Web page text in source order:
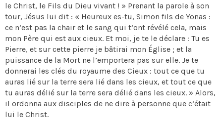
le Christ, le Fils du Dieu vivant ! » Prenant la parole à son
tour, Jésus lui dit : « Heureux es-tu, Simon fils de Yonas :
ce n’est pas la chair et le sang qui t’ont révélé cela, mais
mon Père qui est aux cieux. Et moi, je te le déclare : Tu es
Pierre, et sur cette pierre je bâtirai mon Église ; et la
puissance de la Mort ne l’emportera pas sur elle. Je te
donnerai les clés du royaume des Cieux : tout ce que tu
auras lié sur la terre sera lié dans les cieux, et tout ce que
tu auras délié sur la terre sera délié dans les cieux. » Alors,
il ordonna aux disciples de ne dire à personne que c’était
lui le Christ.